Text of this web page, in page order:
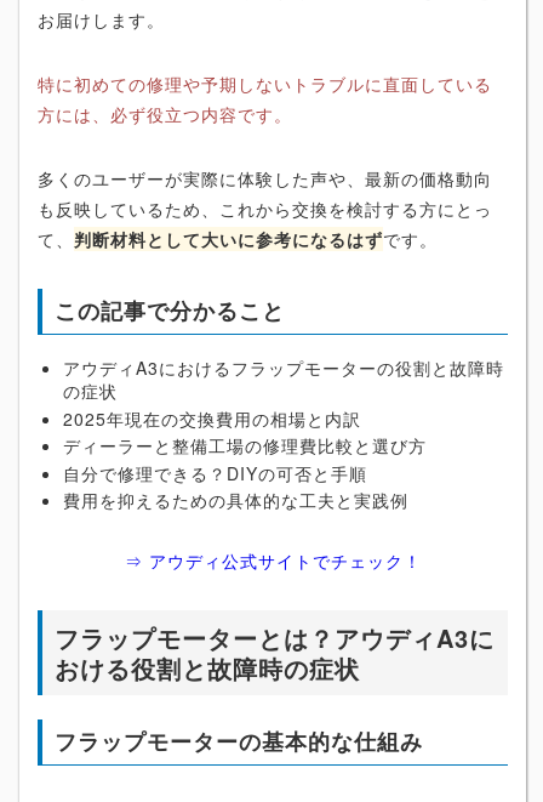
お届けします。
特に初めての修理や予期しないトラブルに直面している
方には、必ず役立つ内容です。
多くのユーザーが実際に体験した声や、最新の価格動向
も反映しているため、これから交換を検討する方にとっ
て、 判断材料として大いに参考になるはずです。
この記事で分かること
アウディA3におけるフラップモーターの役割と故障時
の症状
2025年現在の交換費用の相場と内訳
ディーラーと整備工場の修理費比較と選び方
自分で修理できる？DIYの可否と手順
費用を抑えるための具体的な工夫と実践例
⇒ アウディ公式サイトでチェック！
フラップモーターとは？アウディA3に
おける役割と故障時の症状
フラップモーターの基本的な仕組み